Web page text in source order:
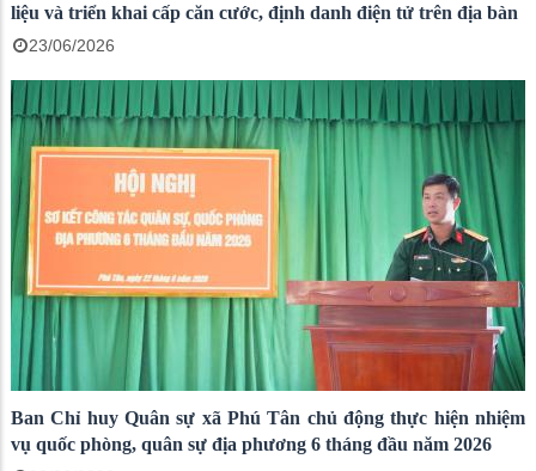
liệu và triển khai cấp căn cước, định danh điện tử trên địa bàn
23/06/2026
Ban Chỉ huy Quân sự xã Phú Tân chủ động thực hiện nhiệm
vụ quốc phòng, quân sự địa phương 6 tháng đầu năm 2026